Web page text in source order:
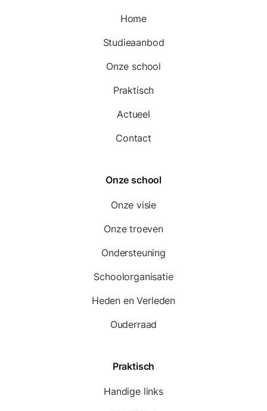
Home
Studieaanbod
Onze school
Praktisch
Actueel
Contact
Onze school
Onze visie
Onze troeven
Ondersteuning
Schoolorganisatie
Heden en Verleden
Ouderraad
Praktisch
Handige links